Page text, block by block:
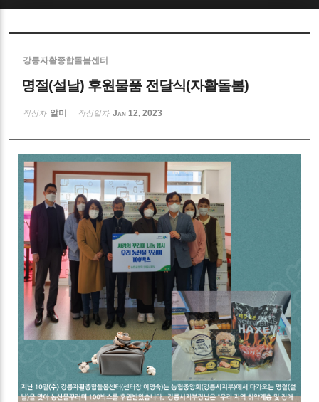
강릉자활종합돌봄센터
명절(설날) 후원물품 전달식(자활돌봄)
작성자 알미 작성일자 Jan 12, 2023
Sketchbook5, 스케치북5
Sketchbook5, 스케치북5